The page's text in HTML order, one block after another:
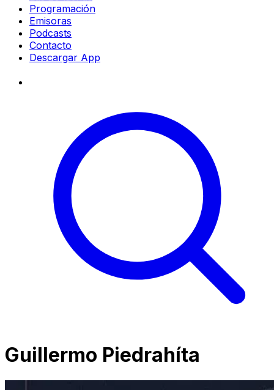
Programación
Emisoras
Podcasts
Contacto
Descargar App
Guillermo Piedrahíta